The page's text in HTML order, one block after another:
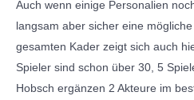
Auch wenn einige Personalien
langsam aber sicher eine
gesamten Kader zeigt sich auch
Spieler sind schon über 30, 5
Hobsch ergänzen 2 Akteure im